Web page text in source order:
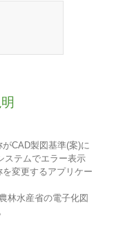
CAD製図基準(案)に
ステムでエラー表示
変更するアプリケー
林水産省の電子化図